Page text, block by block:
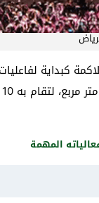
كبداية
المهمة